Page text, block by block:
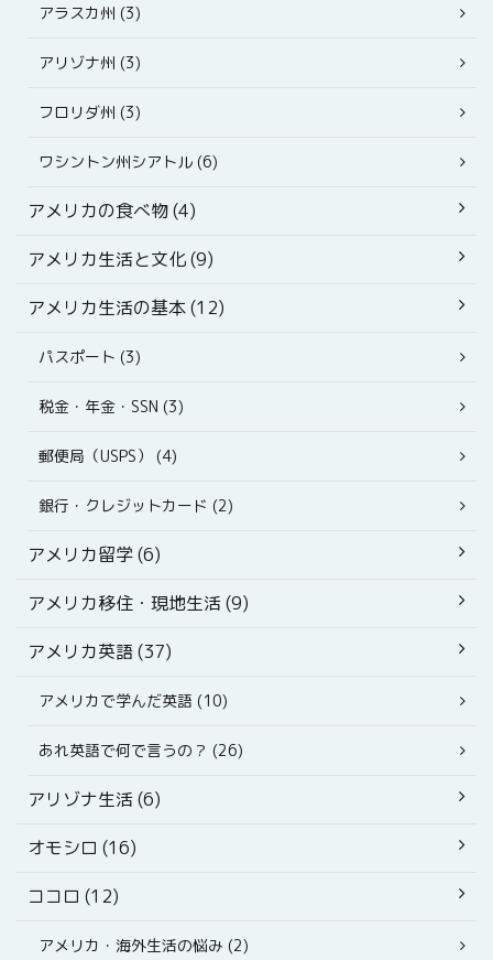
アラスカ州 (3)
アリゾナ州 (3)
フロリダ州 (3)
ワシントン州シアトル (6)
アメリカの食べ物 (4)
アメリカ生活と文化 (9)
アメリカ生活の基本 (12)
パスポート (3)
税金・年金・SSN (3)
郵便局（USPS） (4)
銀行・クレジットカード (2)
アメリカ留学 (6)
アメリカ移住・現地生活 (9)
アメリカ英語 (37)
アメリカで学んだ英語 (10)
あれ英語で何で言うの？ (26)
アリゾナ生活 (6)
オモシロ (16)
ココロ (12)
アメリカ・海外生活の悩み (2)